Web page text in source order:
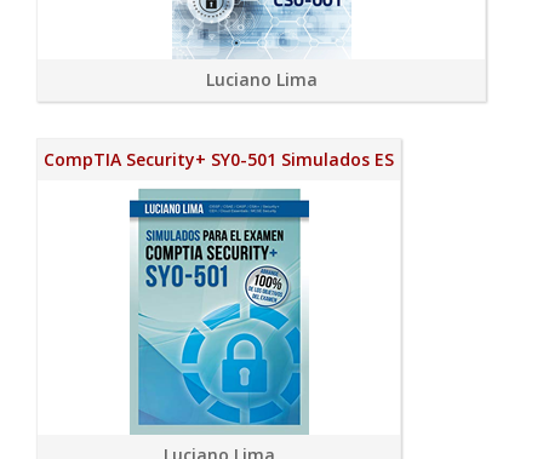
Luciano Lima
CompTIA Security+ SY0-501 Simulados ES